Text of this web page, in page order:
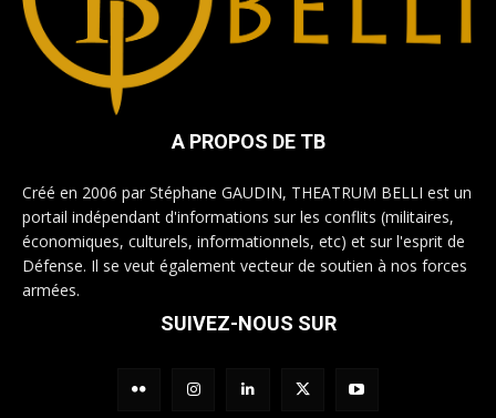
A PROPOS DE TB
Créé en 2006 par Stéphane GAUDIN, THEATRUM BELLI est un
portail indépendant d'informations sur les conflits (militaires,
économiques, culturels, informationnels, etc) et sur l'esprit de
Défense. Il se veut également vecteur de soutien à nos forces
armées.
SUIVEZ-NOUS SUR